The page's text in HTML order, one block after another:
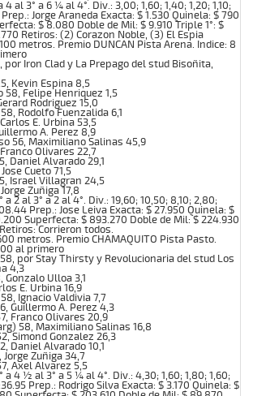
al 3° a 6 ¼ al 4°. Div.: 3,00; 1,60; 1,40; 1,20; 1,10;
Jorge Araneda Exacta: $ 1.530 Quinela: $ 790
$ 8.080 Doble de Mil: $ 9.910 Triple 1°: $
Retiros: (2) Corazon Noble, (3) El Espia
metros. Premio DUNCAN Pista Arena. Indice: 8
por Iron Clad y La Prepago del stud Bisoñita,
Kevin Espina 8,5
58, Felipe Henriquez 1,5
Rodriguez 15,0
Rodolfo Fuenzalida 6,1
E. Urbina 53,5
A. Perez 8,9
56, Maximiliano Salinas 45,9
Olivares 22,7
Daniel Alvarado 29,1
Cueto 71,5
Israel Villagran 24,5
Zuñiga 17,8
a 2 al 3° a 2 al 4°. Div.: 19,60; 10,50; 8,10; 2,80;
Prep.: Jose Leiva Exacta: $ 27.950 Quinela: $
Superfecta: $ 893.270 Doble de Mil: $ 224.930
Corrieron todos.
metros. Premio CHAMAQUITO Pista Pasto.
al primero
58, por Stay Thirsty y Revolucionaria del stud Los
4,3
Gonzalo Ulloa 3,1
E. Urbina 16,9
Ignacio Valdivia 7,7
Guillermo A. Perez 4,3
Franco Olivares 20,9
58, Maximiliano Salinas 16,8
Simond Gonzalez 26,3
Daniel Alvarado 10,1
Jorge Zuñiga 34,7
Axel Alvarez 5,5
4 ½ al 3° a 5 ¼ al 4°. Div.: 4,30; 1,60; 1,80; 1,60;
Prep.: Rodrigo Silva Exacta: $ 3.170 Quinela: $